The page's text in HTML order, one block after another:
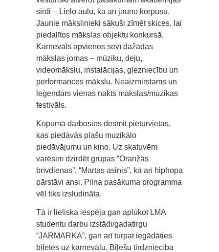
sirdi – Lielo aulu, kā arī jauno korpusu.
Jaunie mākslinieki sākuši zīmēt skices, lai
piedalītos mākslas objektu konkursā.
Karnevāls apvienos sevī dažādas
mākslas jomas – mūziku, deju,
videomākslu, instalācijas, glezniecību un
performances mākslu. Neaizmirstams un
leģendārs vienas nakts mākslas/mūzikas
festivāls.
Kopumā darbosies desmit pieturvietas,
kas piedāvās plašu muzikālo
piedāvājumu un kino. Uz skatuvēm
varēsim dzirdēt grupas “Oranžās
brīvdienas”, “Martas asinis”, kā arī hiphopa
pārstāvi ansi. Pilna pasākuma programma
vēl tiks izsludināta.
Tā ir lieliska iespēja gan aplūkot LMA
studentu darbu izstādi/gadatirgu
“JARMARKA”, gan arī turpat iegādāties
biļetes uz karnevālu. Biļešu tirdzniecība